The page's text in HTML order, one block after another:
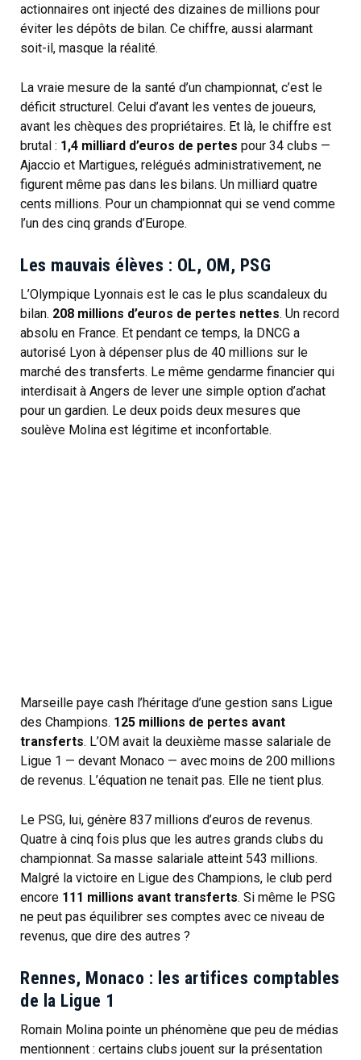
actionnaires ont injecté des dizaines de millions pour
éviter les dépôts de bilan. Ce chiffre, aussi alarmant
soit-il, masque la réalité.
La vraie mesure de la santé d’un championnat, c’est le
déficit structurel. Celui d’avant les ventes de joueurs,
avant les chèques des propriétaires. Et là, le chiffre est
brutal : 1,4 milliard d’euros de pertes pour 34 clubs —
Ajaccio et Martigues, relégués administrativement, ne
figurent même pas dans les bilans. Un milliard quatre
cents millions. Pour un championnat qui se vend comme
l’un des cinq grands d’Europe.
Les mauvais élèves : OL, OM, PSG
L’Olympique Lyonnais est le cas le plus scandaleux du
bilan. 208 millions d’euros de pertes nettes. Un record
absolu en France. Et pendant ce temps, la DNCG a
autorisé Lyon à dépenser plus de 40 millions sur le
marché des transferts. Le même gendarme financier qui
interdisait à Angers de lever une simple option d’achat
pour un gardien. Le deux poids deux mesures que
soulève Molina est légitime et inconfortable.
Marseille paye cash l’héritage d’une gestion sans Ligue
des Champions. 125 millions de pertes avant
transferts. L’OM avait la deuxième masse salariale de
Ligue 1 — devant Monaco — avec moins de 200 millions
de revenus. L’équation ne tenait pas. Elle ne tient plus.
Le PSG, lui, génère 837 millions d’euros de revenus.
Quatre à cinq fois plus que les autres grands clubs du
championnat. Sa masse salariale atteint 543 millions.
Malgré la victoire en Ligue des Champions, le club perd
encore 111 millions avant transferts. Si même le PSG
ne peut pas équilibrer ses comptes avec ce niveau de
revenus, que dire des autres ?
Rennes, Monaco : les artifices comptables
de la Ligue 1
Romain Molina pointe un phénomène que peu de médias
mentionnent : certains clubs jouent sur la présentation